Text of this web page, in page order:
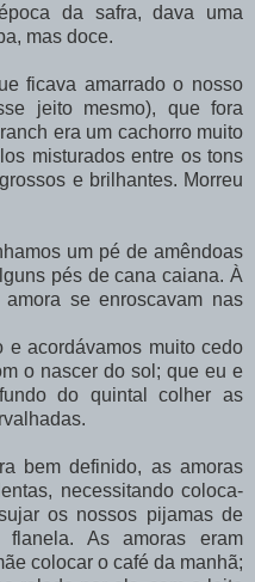
da safra, dava uma
mas doce.
ficava amarrado o nosso
jeito mesmo), que fora
era um cachorro muito
misturados entre os tons
e brilhantes. Morreu
um pé de amêndoas
pés de cana caiana. À
se enroscavam nas
e acordávamos muito cedo
o nascer do sol; que eu e
do quintal colher as
bem definido, as amoras
necessitando coloca-
os nossos pijamas de
flanela. As amoras eram
colocar o café da manhã;